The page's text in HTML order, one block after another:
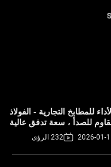
للمطابخ التجارية - الفولاذ
للصدأ ، سعة تدفق عالية
2026-01- 232 الرؤى